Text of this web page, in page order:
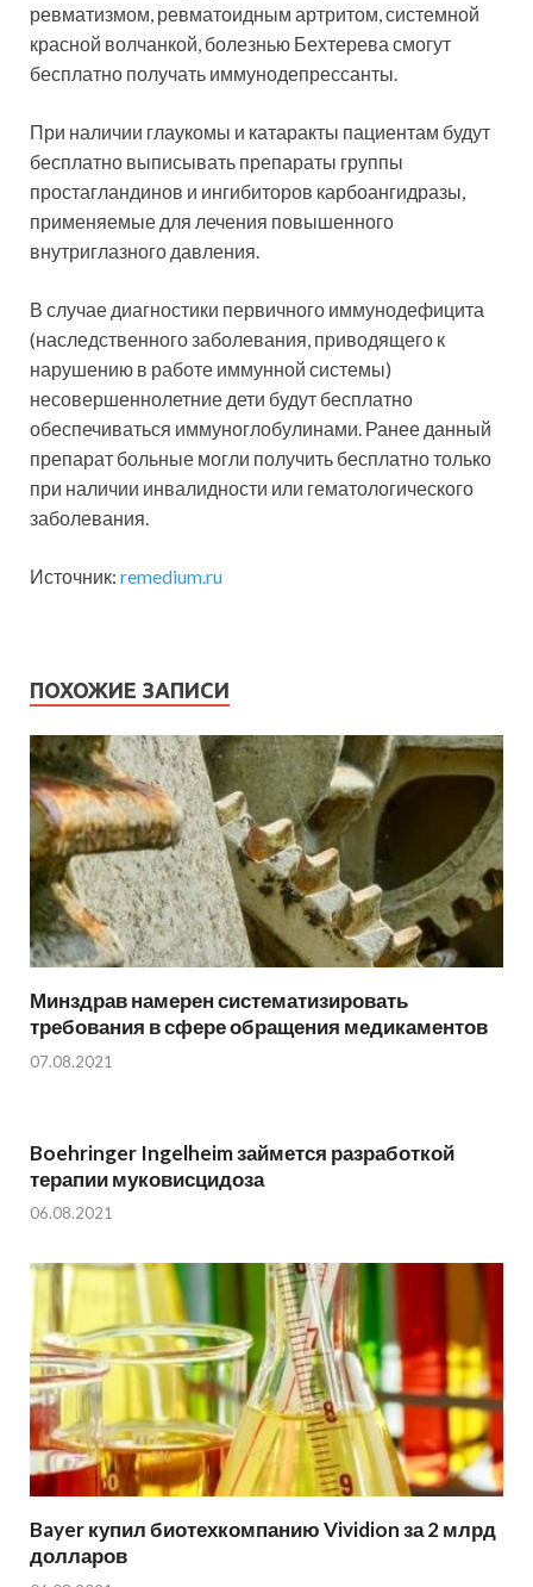
ревматизмом, ревматоидным артритом, системной
красной волчанкой, болезнью Бехтерева смогут
бесплатно получать иммунодепрессанты.
При наличии глаукомы и катаракты пациентам будут
бесплатно выписывать препараты группы
простагландинов и ингибиторов карбоангидразы,
применяемые для лечения повышенного
внутриглазного давления.
В случае диагностики первичного иммунодефицита
(наследственного заболевания, приводящего к
нарушению в работе иммунной системы)
несовершеннолетние дети будут бесплатно
обеспечиваться иммуноглобулинами. Ранее данный
препарат больные могли получить бесплатно только
при наличии инвалидности или гематологического
заболевания.
Источник: remedium.ru
ПОХОЖИЕ ЗАПИСИ
Минздрав намерен систематизировать
требования в сфере обращения медикаментов
07.08.2021
Boehringer Ingelheim займется разработкой
терапии муковисцидоза
06.08.2021
Bayer купил биотехкомпанию Vividion за 2 млрд
долларов